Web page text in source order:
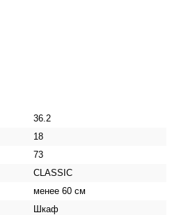
36.2
18
73
CLASSIC
менее 60 см
Шкаф